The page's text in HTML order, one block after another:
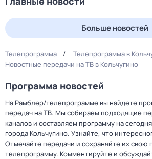
Больше новостей
Телепрограмма
Телепрограмма в
Новостные передачи на ТВ в Кольчугино
Программа новостей
На Рамблер/телепрограмме вы найдете
передач на ТВ. Мы собираем подходящие
каналов и составляем программу на
города Кольчугино. Узнайте, что
Отмечайте передачи и сохраняйте их свою
телепрограмму. Комментируйте и